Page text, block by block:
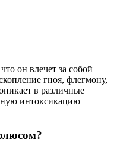
он влечет за собой
гноя, флегмону,
в различные
интоксикацию